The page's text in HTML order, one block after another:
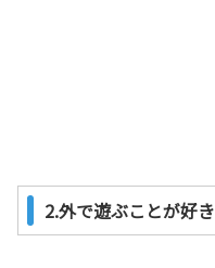
2.外で遊ぶことが好き